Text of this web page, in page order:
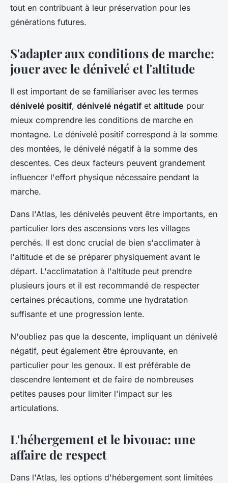
tout en contribuant à leur préservation pour les
générations futures.
S'adapter aux conditions de marche:
jouer avec le dénivelé et l'altitude
Il est important de se familiariser avec les termes
dénivelé positif, dénivelé négatif et altitude pour
mieux comprendre les conditions de marche en
montagne. Le dénivelé positif correspond à la somme
des montées, le dénivelé négatif à la somme des
descentes. Ces deux facteurs peuvent grandement
influencer l'effort physique nécessaire pendant la
marche.
Dans l'Atlas, les dénivelés peuvent être importants, en
particulier lors des ascensions vers les villages
perchés. Il est donc crucial de bien s'acclimater à
l'altitude et de se préparer physiquement avant le
départ. L'acclimatation à l'altitude peut prendre
plusieurs jours et il est recommandé de respecter
certaines précautions, comme une hydratation
suffisante et une progression lente.
N'oubliez pas que la descente, impliquant un dénivelé
négatif, peut également être éprouvante, en
particulier pour les genoux. Il est préférable de
descendre lentement et de faire de nombreuses
petites pauses pour limiter l'impact sur les
articulations.
L'hébergement et le bivouac: une
affaire de respect
Dans l'Atlas, les options d'hébergement sont limitées